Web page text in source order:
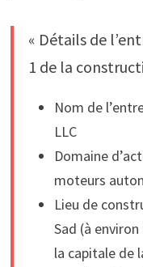
« Détails de
1 de la
Nom de
LLC
Domaine
moteurs
Lieu de
Sad (à
la capitale de